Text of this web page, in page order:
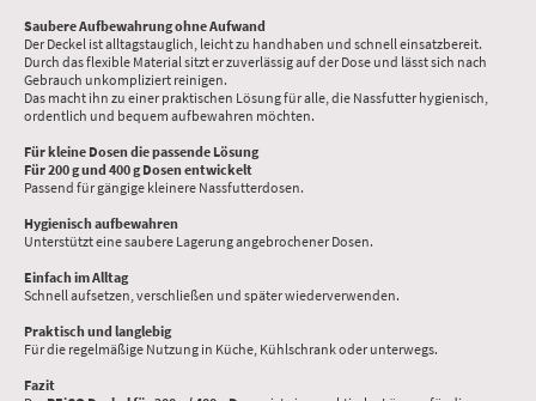
Saubere Aufbewahrung ohne Aufwand
Der Deckel ist alltagstauglich, leicht zu handhaben und schnell einsatzbereit.
Durch das flexible Material sitzt er zuverlässig auf der Dose und lässt sich nach
Gebrauch unkompliziert reinigen.
Das macht ihn zu einer praktischen Lösung für alle, die Nassfutter hygienisch,
ordentlich und bequem aufbewahren möchten.
Für kleine Dosen die passende Lösung
Für 200 g und 400 g Dosen entwickelt
Passend für gängige kleinere Nassfutterdosen.
Hygienisch aufbewahren
Unterstützt eine saubere Lagerung angebrochener Dosen.
Einfach im Alltag
Schnell aufsetzen, verschließen und später wiederverwenden.
Praktisch und langlebig
Für die regelmäßige Nutzung in Küche, Kühlschrank oder unterwegs.
Fazit